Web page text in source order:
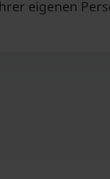
eigenen